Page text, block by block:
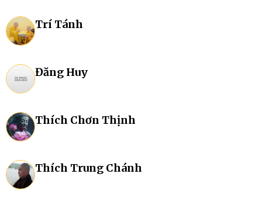
Trí Tánh
Đăng Huy
Thích Chơn Thịnh
Thích Trung Chánh